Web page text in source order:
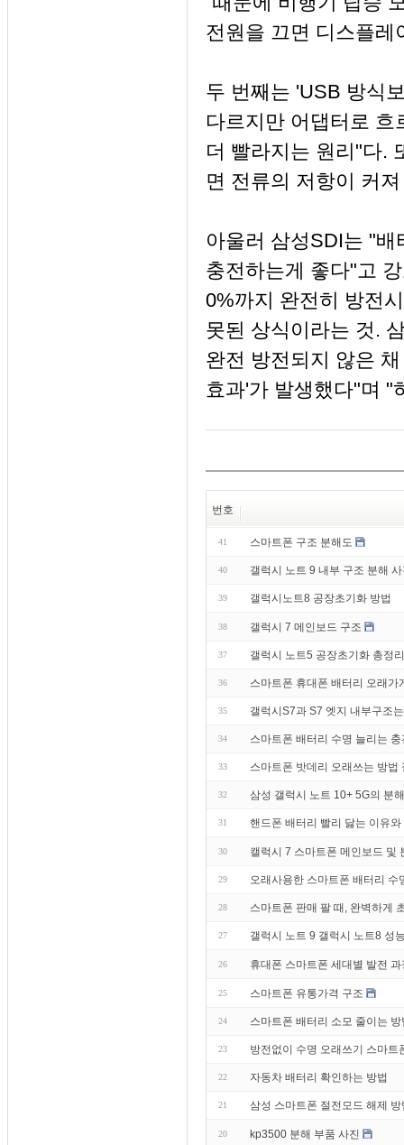
전원을 끄면 디스플레
두 번째는 'USB 방식
다르지만 어댑터로
더 빨라지는 원리"다.
면 전류의 저항이 커
아울러 삼성SDI는 "
충전하는게 좋다"고
0%까지 완전히 방전
못된 상식이라는 것.
완전 방전되지 않은
효과'가 발생했다"며 "
번호
41 스마트폰 구조 분해도
40 갤럭시 노트 9 내부 구조 분해
39 갤럭시노트8 공장초기화 방법
38 갤럭시 7 메인보드 구조
37 갤럭시 노트5 공장초기화 총정
36 스마트폰 휴대폰 배터리 오래가
35 갤럭시S7과 S7 엣지 내부구조
34 스마트폰 배터리 수명 늘리는
33 스마트폰 밧데리 오래쓰는 방법
32 삼성 갤럭시 노트 10+ 5G의 분
31 핸드폰 배터리 빨리 닳는 이유
30 캘럭시 7 스마트폰 메인보드 및
29 오래사용한 스마트폰 배터리 수
28 스마트폰 판매 팔 때, 완벽하게
27 갤럭시 노트 9 갤럭시 노트8 성
26 휴대폰 스마트폰 세대별 발전 과
25 스마트폰 유통가격 구조
24 스마트폰 배터리 소모 줄이는
23 방전없이 수명 오래쓰기 스마
22 자동차 배터리 확인하는 방법
21 삼성 스마트폰 절전모드 해제 방
20 kp3500 분해 부품 사진